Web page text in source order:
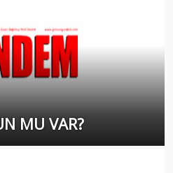
MU VAR?